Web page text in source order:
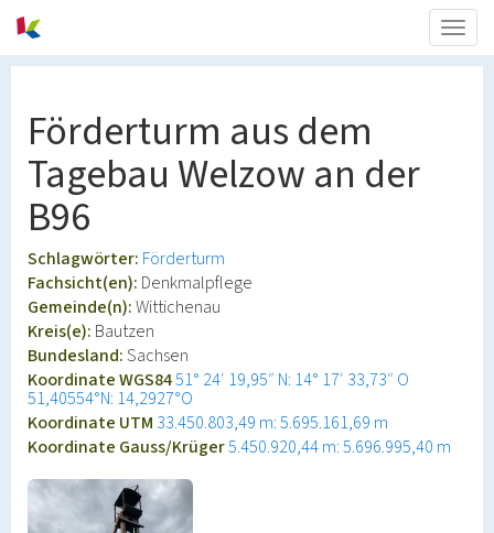
Förderturm aus dem
Tagebau Welzow an der
B96
Schlagwörter: Förderturm
Fachsicht(en): Denkmalpflege
Gemeinde(n):Wittichenau
Kreis(e): Bautzen
Bundesland:Sachsen
Koordinate WGS8451° 24′ 19,95″ N: 14° 17′ 33,73″ O
51,40554°N: 14,2927°O
Koordinate UTM 33.450.803,49 m: 5.695.161,69 m
Koordinate Gauss/Krüger5.450.920,44 m: 5.696.995,40 m